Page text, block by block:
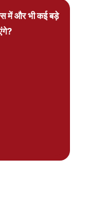
में और भी कई बड़े